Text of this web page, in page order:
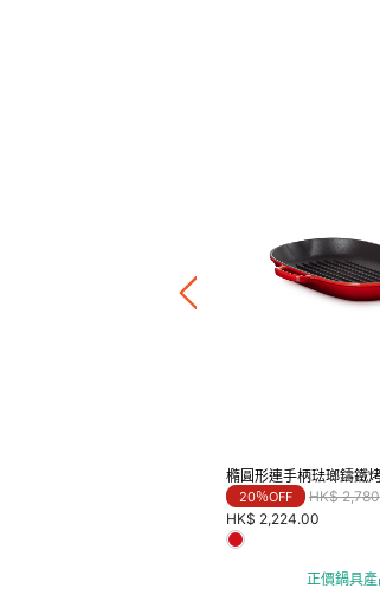
橢圓形連手柄琺瑯鑄鐵
20％OFF Price
HK$
HK$ 2,224.00
正價鍋具